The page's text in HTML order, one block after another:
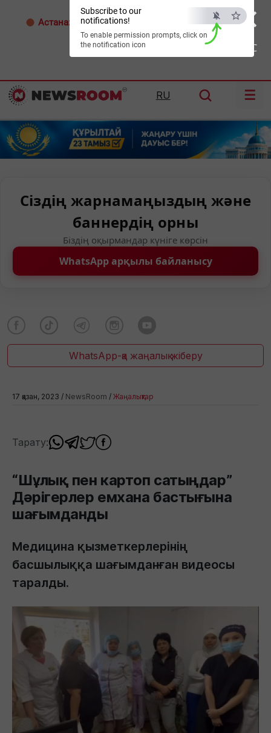
×
ESC
Subscribe to our
notifications!
To enable permission prompts, click on
the notification icon
Астана: 32°C Алматы: Шымкент:36°C
RU ☰
Сіздің жарнамаңыздың және
баннердің орны
Біздің оқырмандар күніге көрсін
WhatsApp арқылы байланысу
WhatsApp-қа жаңалық жіберу
17 қазан, 2023 / NewsRoom / Жаңалықтар
Тарату:
“Шұлық пен картоп сатыңдар”
Дәрігерлер емхана бастығына
шағымданды
Медицина қызметкерлерінің
басшылыққа шағымданған видеосы
таралды.